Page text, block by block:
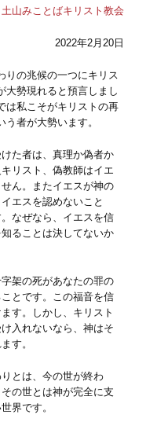
土山みことばキリスト教会
2022年2月20日
りの兆候の一つにキリス
大勢現れると預言しまし
は私こそがキリストの再
う者が大勢います。
た者は、真理か偽者か
リスト、偽教師はイエ
ん。またイエスが神の
エスを認めないこと
なぜなら、イエスを信
ることは決してないか
架の死があなたの罪の
とです。この福音を信
す。しかし、キリスト
入れないなら、神はそ
す。
とは、今の世が終わ
の世とは神が完全に支
界です。